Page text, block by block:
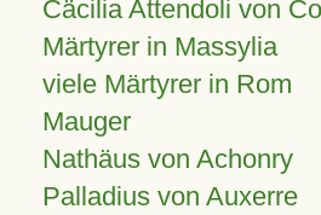
Cäcilia Attendoli von
Märtyrer in Massylia
viele Märtyrer in Rom
Mauger
Nathäus von Achonry
Palladius von Auxerre